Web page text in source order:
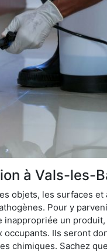
à Vals-les-
objets, les surfaces
Pour y
inappropriée un
Ils seront
chimiques. Sachez